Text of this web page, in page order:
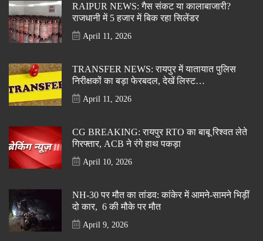
RAIPUR NEWS: गैस संकट या कालाबाजारी?
राजधानी में 5 हजार में बिक रहा सिलेंडर
April 11, 2026
TRANSFER NEWS: रायपुर में यातायात पुलिस
निरीक्षकों का बड़ा फेरबदल, देखें लिस्ट…
April 11, 2026
CG BREAKING: रायपुर RTO का बाबू रिश्वत लेते
गिरफ्तार, ACB ने रंगे हाथ पकड़ा
April 10, 2026
NH-30 पर मौत का तांडव: कांकेर में आमने-सामने भिड़ीं
दो कार, 6 की मौके पर मौत
April 9, 2026